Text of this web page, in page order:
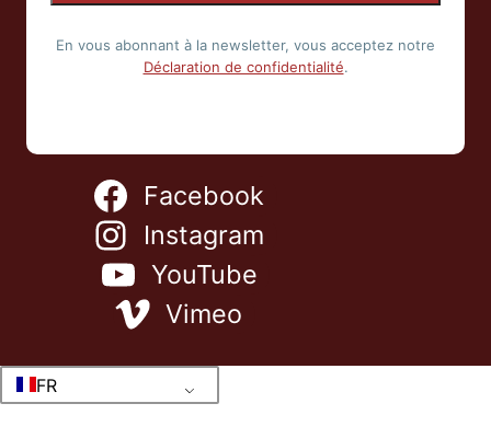
En vous abonnant à la newsletter, vous acceptez notre
Déclaration de confidentialité.
Facebook
Instagram
YouTube
Vimeo
FR